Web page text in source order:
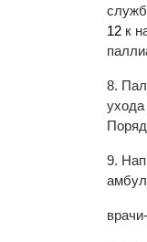
12 к
8.
ухода
9.